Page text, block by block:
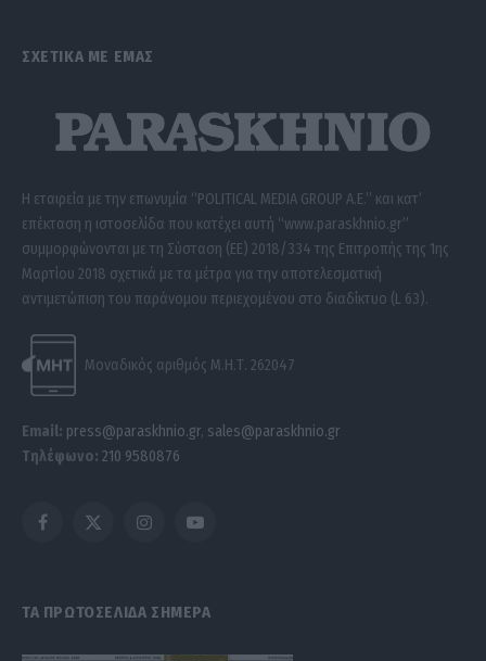
ΣΧΕΤΙΚΑ ΜΕ ΕΜΑΣ
Η εταιρεία με την επωνυμία “POLITICAL MEDIA GROUP A.E.” και κατ’
επέκταση η ιστοσελίδα που κατέχει αυτή “www.paraskhnio.gr”
συμμορφώνονται με τη Σύσταση (ΕΕ) 2018/334 της Επιτροπής της 1ης
Μαρτίου 2018 σχετικά με τα μέτρα για την αποτελεσματική
αντιμετώπιση του παράνομου περιεχομένου στο διαδίκτυο (L 63).
Μοναδικός αριθμός Μ.Η.Τ. 262047
Email: press@paraskhnio.gr, sales@paraskhnio.gr
Τηλέφωνο: 210 9580876
Facebook
X
InstagramYouTube
ΤΑ ΠΡΩΤΟΣΕΛΙΔΑ ΣΗΜΕΡΑ